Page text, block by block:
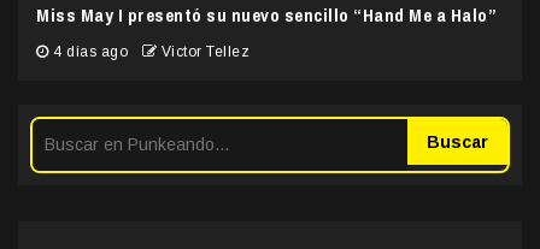
Miss May I presentó su nuevo sencillo “Hand Me a Halo”
4 días ago Victor Tellez
Buscar